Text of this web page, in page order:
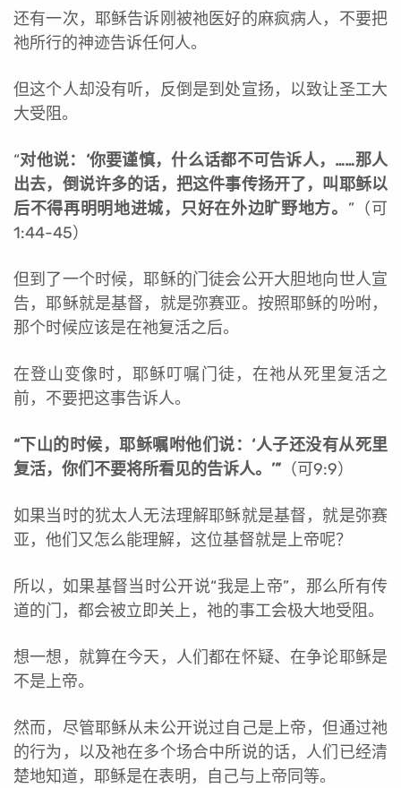
还有一次，耶稣告诉刚被祂医好的麻疯病人，不要把
祂所行的神迹告诉任何人。
但这个人却没有听，反倒是到处宣扬，以致让圣工大
大受阻。
“对他说：‘你要谨慎，什么话都不可告诉人，……那人
出去，倒说许多的话，把这件事传扬开了，叫耶稣以
后不得再明明地进城，只好在外边旷野地方。 ”（可
1:44-45）
但到了一个时候，耶稣的门徒会公开大胆地向世人宣
告，耶稣就是基督，就是弥赛亚。按照耶稣的吩咐，
那个时候应该是在祂复活之后。
在登山变像时，耶稣叮嘱门徒，在祂从死里复活之
前，不要把这事告诉人。
“下山的时候，耶稣嘱咐他们说：‘人子还没有从死里
复活，你们不要将所看见的告诉人。’” （可9:9）
如果当时的犹太人无法理解耶稣就是基督，就是弥赛
亚，他们又怎么能理解，这位基督就是上帝呢？
所以，如果基督当时公开说“我是上帝”，那么所有传
道的门，都会被立即关上，祂的事工会极大地受阻。
想一想，就算在今天，人们都在怀疑、在争论耶稣是
不是上帝。
然而，尽管耶稣从未公开说过自己是上帝，但通过祂
的行为，以及祂在多个场合中所说的话，人们已经清
楚地知道，耶稣是在表明，自己与上帝同等。